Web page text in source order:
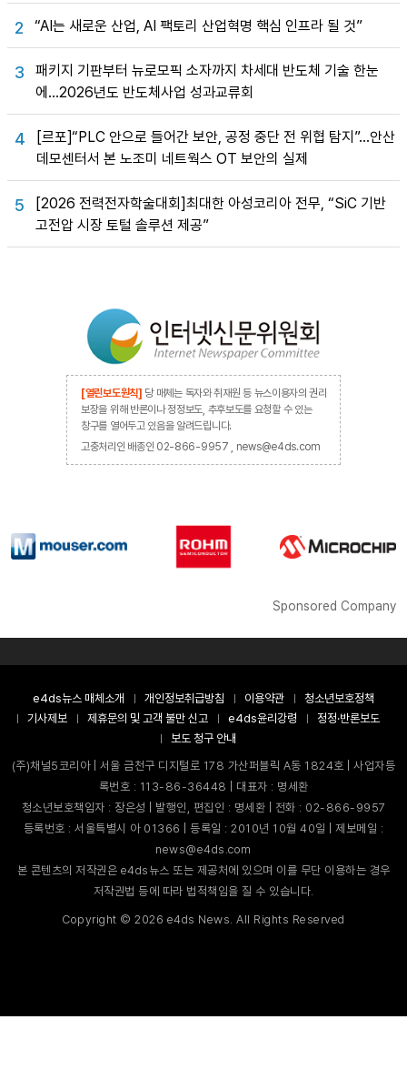
2 “AI는 새로운 산업, AI 팩토리 산업혁명 핵심 인프라 될 것”
3
패키지 기판부터 뉴로모픽 소자까지 차세대 반도체 기술 한눈
에…2026년도 반도체사업 성과교류회
4
[르포]“PLC 안으로 들어간 보안, 공정 중단 전 위협 탐지”…안산
데모센터서 본 노조미 네트웍스 OT 보안의 실제
5
[2026 전력전자학술대회]최대한 아성코리아 전무, “SiC 기반
고전압 시장 토털 솔루션 제공”
[열린보도원칙] 당 매체는 독자와 취재원 등 뉴스이용자의 권리
보장을 위해 반론이나 정정보도, 추후보도를 요청할 수 있는
창구를 열어두고 있음을 알려드립니다.
고충처리인 배종인 02-866-9957 , news@e4ds.com
Sponsored Company
e4ds뉴스 매체소개 개인정보취급방침 이용약관
청소년보호정책
기사제보
제휴문의 및 고객 불만 신고 e4ds윤리강령
정정·반론보도
보도 청구 안내
(주)채널5코리아 | 서울 금천구 디지털로 178 가산퍼블릭 A동 1824호 | 사업자등
록번호 : 113-86-36448 | 대표자 : 명세환
청소년보호책임자 : 장은성 | 발행인, 편집인 : 명세환 | 전화 : 02-866-9957
등록번호 : 서울특별시 아 01366 | 등록일 : 2010년 10월 40일 | 제보메일 :
news@e4ds.com
본 콘텐츠의 저작권은 e4ds뉴스 또는 제공처에 있으며 이를 무단 이용하는 경우
저작권법 등에 따라 법적책임을 질 수 있습니다.
Copyright ©2026 e4ds News. All Rights Reserved